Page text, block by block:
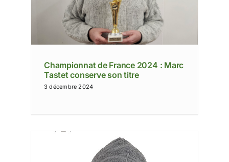
Championnat de France 2024 : Marc
Tastet conserve son titre
3 décembre 2024